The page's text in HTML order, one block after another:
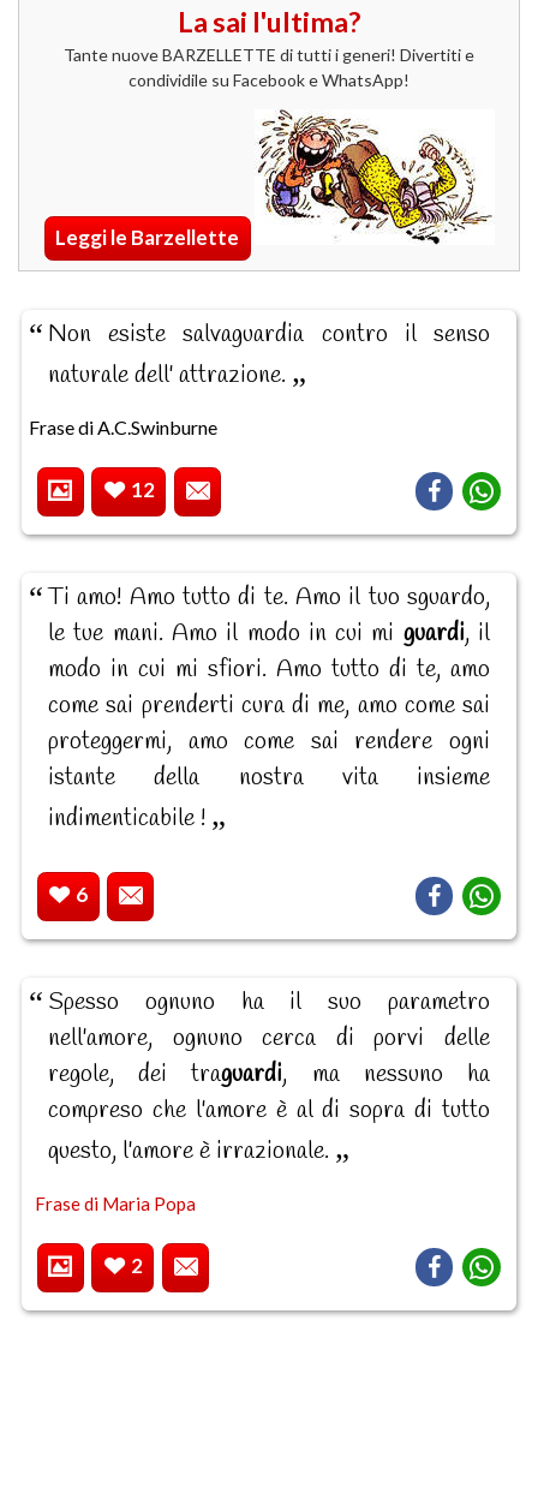
La sai l'ultima?
Tante nuove BARZELLETTE di tutti i generi! Divertiti e
condividile su Facebook e WhatsApp!
Leggi le Barzellette
Non esiste salvaguardia contro il senso
naturale dell' attrazione.
Frase di A.C.Swinburne
12
Ti amo! Amo tutto di te. Amo il tuo sguardo,
le tue mani. Amo il modo in cui mi guardi, il
modo in cui mi sfiori. Amo tutto di te, amo
come sai prenderti cura di me, amo come sai
proteggermi, amo come sai rendere ogni
istante della nostra vita insieme
indimenticabile !
6
Spesso ognuno ha il suo parametro
nell'amore, ognuno cerca di porvi delle
regole, dei traguardi, ma nessuno ha
compreso che l'amore è al di sopra di tutto
questo, l'amore è irrazionale.
Frase di Maria Popa
2